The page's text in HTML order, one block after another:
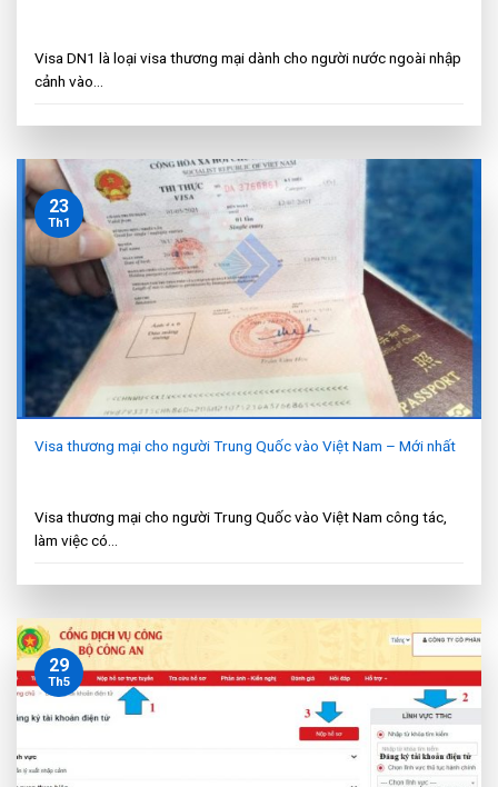
Visa DN1 là loại visa thương mại dành cho người nước ngoài nhập
cảnh vào...
Visa thương mại cho người Trung Quốc vào Việt Nam – Mới nhất
Visa thương mại cho người Trung Quốc vào Việt Nam công tác,
làm việc có...
23
Th1
29
Th5